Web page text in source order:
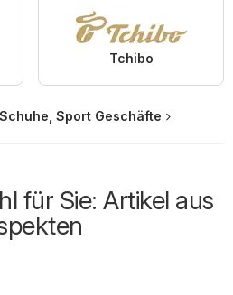
Tchibo
Sport Geschäfte
für Sie: Artikel aus